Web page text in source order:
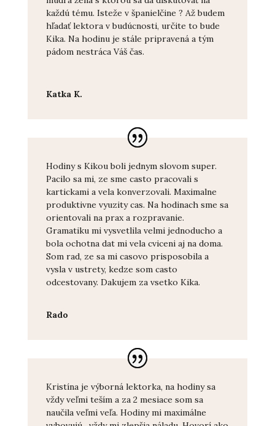
každú tému. Isteže v španielčine ? Až budem
hľadať lektora v budúcnosti, určite to bude
Kika. Na hodinu je stále pripravená a tým
pádom nestráca Váš čas.
Katka K.
Hodiny s Kikou boli jednym slovom super.
Pacilo sa mi, ze sme casto pracovali s
kartickami a vela konverzovali. Maximalne
produktivne vyuzity cas. Na hodinach sme sa
orientovali na prax a rozpravanie.
Gramatiku mi vysvetlila velmi jednoducho a
bola ochotna dat mi vela cviceni aj na doma.
Som rad, ze sa mi casovo prisposobila a
vysla v ustrety, kedze som casto
odcestovany. Dakujem za vsetko Kika.
Rado
Kristína je výborná lektorka, na hodiny sa
vždy veľmi teším a za 2 mesiace som sa
naučila veľmi veľa. Hodiny mi maximálne